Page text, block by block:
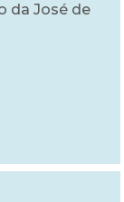
da José de